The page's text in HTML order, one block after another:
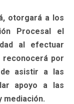
otorgará a los
Procesal el
al efectuar
reconocerá por
asistir a las
apoyo a las
mediación.